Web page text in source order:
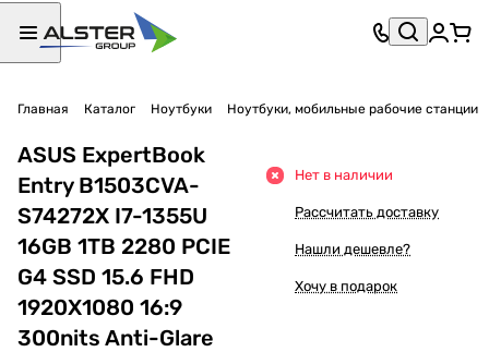
Главная Каталог Ноутбуки Ноутбуки, мобильные рабочие станции
ASUS ExpertBook
Entry B1503CVA-
S74272X I7-1355U
16GB 1TB 2280 PCIE
G4 SSD 15.6 FHD
1920X1080 16:9
300nits Anti-Glare
Нет в наличии
Рассчитать доставку
Нашли дешевле?
Хочу в подарок